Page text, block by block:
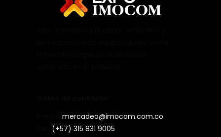
mercadeo@imocom.com.co
(+57) 315 831 9005